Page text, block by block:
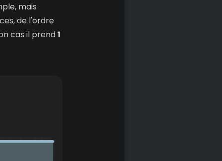
mais
de l'ordre
cas il prend1